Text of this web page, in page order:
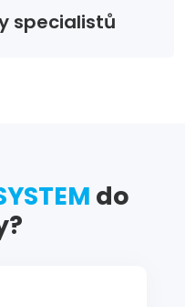
specialistů
do